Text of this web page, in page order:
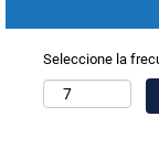
Seleccione la